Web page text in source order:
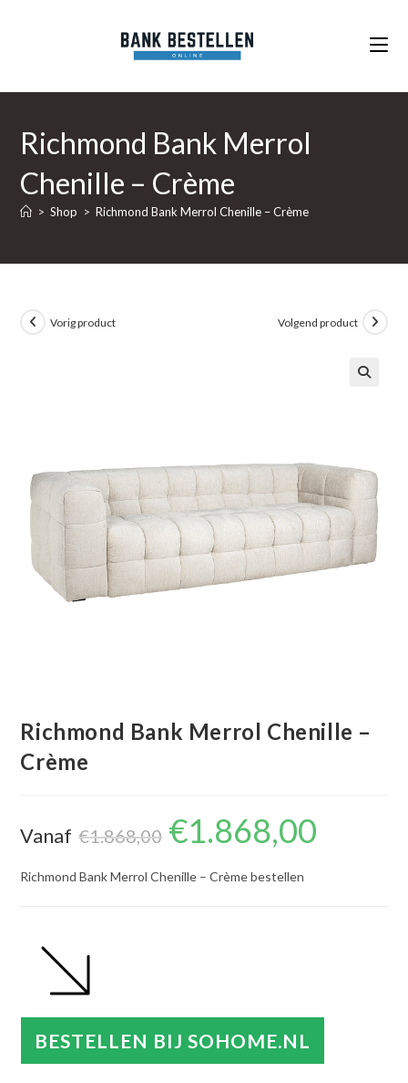
Richmond Bank Merrol
Chenille – Crème
> Shop > Richmond Bank Merrol Chenille – Crème
Vorig product Volgend product
Richmond Bank Merrol Chenille –
Crème
Vanaf €1.868,00
Oorspronkelijke
prijs
was:
€1.868,00
Richmond Bank Merrol Chenille – Crème bestellen
BESTELLEN BIJ SOHOME.NL